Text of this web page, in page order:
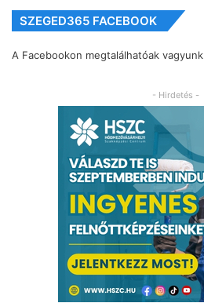
SZEGED365 FACEBOOK
A Facebookon megtalálhatóak vagyunk
- Hirdetés -